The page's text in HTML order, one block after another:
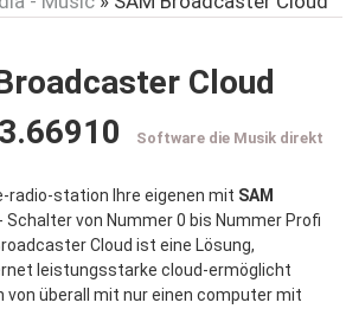
Cloud
Software die Musik direkt
radio-station Ihre eigenen mit SAM
- Schalter von Nummer 0 bis Nummer Profi
Cloud ist eine Lösung,
leistungsstarke cloud-ermöglicht
von überall mit nur einen computer mit